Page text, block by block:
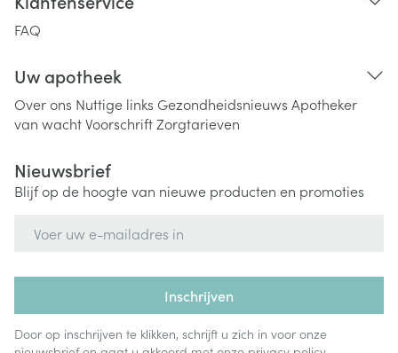
FAQ
Uw apotheek
Over ons Nuttige links Gezondheidsnieuws Apotheker
van wachtVoorschriftZorgtarieven
Nieuwsbrief
Blijf op de hoogte van nieuwe producten en promoties
Inschrijven
Door op inschrijven te klikken, schrijft u zich in voor onze